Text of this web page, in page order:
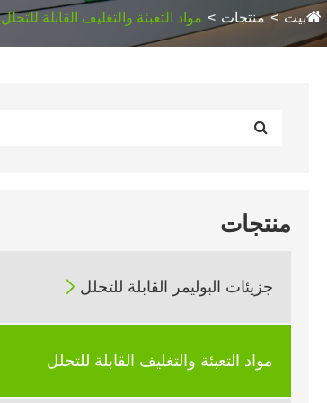
بيت منتجات مواد التعبئة والتغليف القابلة للتحلل
منتجات
جزيئات البوليمر القابلة للتحلل 
مواد التعبئة والتغليف القابلة للتحلل